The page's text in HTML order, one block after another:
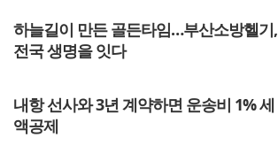
하늘길이 만든 골든타임…부산소방헬기,
전국 생명을 잇다
내항 선사와 3년 계약하면 운송비 1% 세
액공제